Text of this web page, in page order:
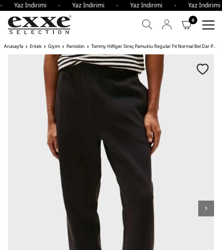
Yaz İndirimi - Yaz İndirimi - Yaz İndirimi - Yaz
0
Anasayfa Erkek Giyim Pantolon Tommy Hilfiger Streç Pamuklu Regular Fit Normal Bel Dar Paça Jogger Erkek Pantolon BDS